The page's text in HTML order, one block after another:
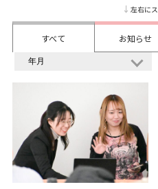
↓左右に
すべて お知らせ